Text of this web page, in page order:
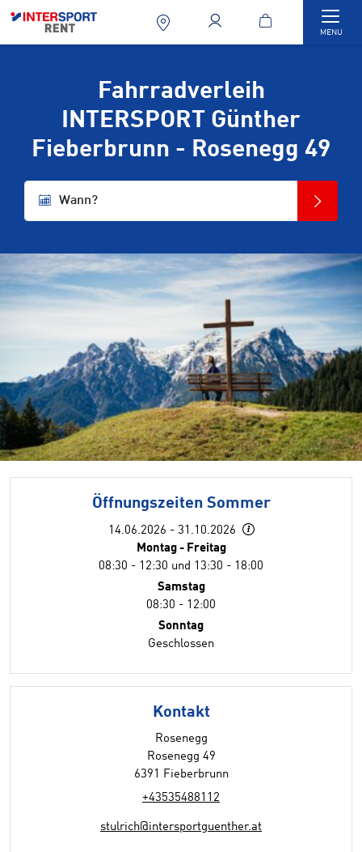
MENU
Fahrradverleih
INTERSPORT Günther
Fieberbrunn - Rosenegg 49
Wann?
Öffnungszeiten Sommer
14.06.2026 - 31.10.2026
Montag - Freitag
08:30 - 12:30 und 13:30 - 18:00
Samstag
08:30 - 12:00
Sonntag
Geschlossen
Kontakt
Rosenegg
Rosenegg 49
6391 Fieberbrunn
+43535488112
stulrich@intersportguenther.at